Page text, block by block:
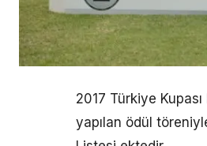
2017 Türkiye
yapılan ödül